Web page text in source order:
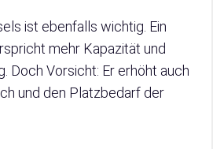
ist ebenfalls wichtig. Ein
mehr Kapazität und
Doch Vorsicht: Er erhöht auch
und den Platzbedarf der